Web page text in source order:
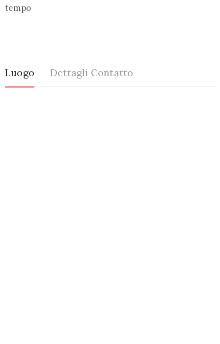
tempo
Luogo Dettagli Contatto